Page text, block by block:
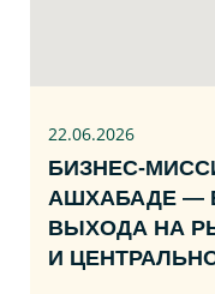
22.06.2026
АШХАБАДЕ —
ВЫХОДА НА
И